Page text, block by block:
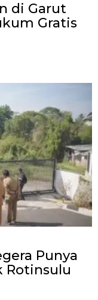
di Garut
Gratis
Punya
Rotinsulu